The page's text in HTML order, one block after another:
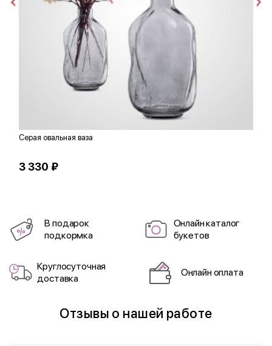
Серая овальная ваза
3 330 ₽
В подарок
подкормка
Онлайн каталог
букетов
Круглосуточная
доставка
Онлайн оплата
Отзывы о нашей работе